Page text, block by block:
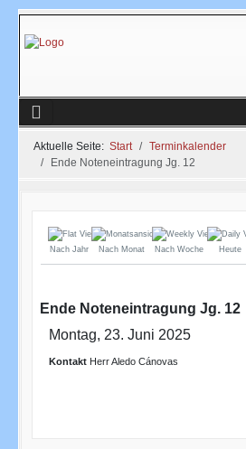
Aktuelle Seite: Start
Terminkalender
Ende Noteneintragung Jg. 12
Nach Jahr Nach Monat Nach Woche Heute
Ende Noteneintragung Jg. 12
Montag, 23. Juni 2025
Kontakt Herr Aledo Cánovas